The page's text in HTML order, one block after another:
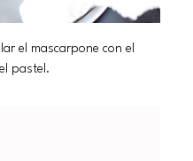
el mascarpone con el
pastel.